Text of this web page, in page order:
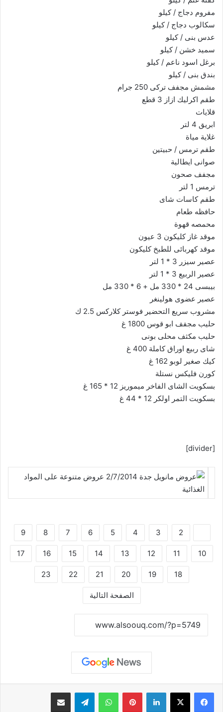
مفروم دجاج / كيلو
سكالوب دجاج / كيلو
عدس بنى / كيلو
سميد خشن / كيلو
برغل اسود ناعم / كيلو
بندق بنى / كيلو
مشمش مجفف تركى 250 جرام
طقم اكرليك ازاز 3 قطع
قلايات
ابريق 4 لتر
غلاية مياة
طقم ترمس / حبيتين
صوانى ايطالية
مجفف صحون
ترمس 1 لتر
طقم كاسات شاى
حافظه طعام
محمصه قهوة
موقد غاز كليكون 3 عيون
موقد كهربائى للطبخ كليكون
عصير سيزر 3 * 1 لتر
عصير الربيع 3 * 1 لتر
بيبسى 24 * 330 مل + 6 * 330 مل
عصير عضوى هولينغر
مشروب سريع التحضير فوستر كلاركس 2.5 ك
حليب مجفف ابو قوس 1800 غ
حليب مكثف محلى بونى
شاى ربيع اوراق كاملة 400 غ
كيك صغير لوبو 162 غ
كورن فليكس نستلة
بسكويت الشاى الفاخر ميموريز 12 * 165 غ
بسكويت التمر اولكر 12 * 44 غ
[divider]
2
3
4
5
6
7
8
9
10
11
12
13
14
15
16
17
18
19
20
21
22
23
الصفحة التالية
لينكدإن بينتيريستواتساب تيلقرام مشاركة عبر البريد